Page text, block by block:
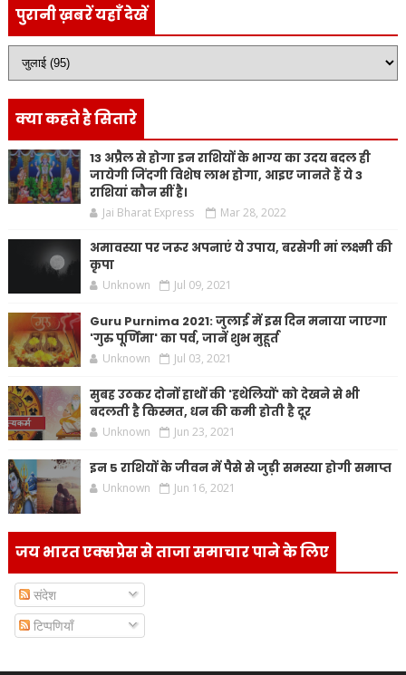
पुरानी ख़बरें यहाँ देखें
क्या कहते है सितारे
13 अप्रैल से होगा इन राशियों के भाग्य का उदय बदल ही
जायेगी जिंदगी विशेष लाभ होगा, आइए जानते हैं ये 3
राशियां कौन सीं है।
Jai Bharat Express Mar 28, 2022
अमावस्या पर जरूर अपनाएं ये उपाय, बरसेगी मां लक्ष्मी की
कृपा
Unknown Jul 09, 2021
Guru Purnima 2021: जुलाई में इस दिन मनाया जाएगा
'गुरु पूर्णिमा' का पर्व, जानें शुभ मुहूर्त
Unknown Jul 03, 2021
सुबह उठकर दोनों हाथों की 'हथेलियों' को देखने से भी
बदलती है किस्मत, धन की कमी होती है दूर
Unknown Jun 23, 2021
इन 5 राशियों के जीवन में पैसे से जुड़ी समस्या होगी समाप्त
Unknown Jun 16, 2021
जय भारत एक्सप्रेस से ताजा समाचार पाने के लिए
संदेश
टिप्पणियाँ